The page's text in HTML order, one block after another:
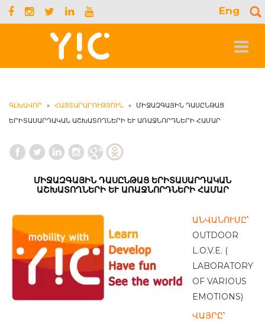
Eng
Toggle
ԳԼԽԱՎՈՐ » ՀԱՅՏԱՐԱՐՈՒԹՅՈՒՆ »
ՄԻՋԱԶԳԱՅԻՆ ԴԱՍԸՆԹԱՑ
ԵՐԻՏԱՍԱՐԴԱԿԱՆ ԱՇԽԱՏՈՂՆԵՐԻ ԵՒ ԱՌԱՋՆՈՐԴՆԵՐԻ ՀԱՄԱՐ
ՄԻՋԱԶԳԱՅԻՆ ԴԱՍԸՆԹԱՑ ԵՐԻՏԱՍԱՐԴԱԿԱՆ
ԱՇԽԱՏՈՂՆԵՐԻ ԵՒ ԱՌԱՋՆՈՐԴՆԵՐԻ ՀԱՄԱՐ
ԱՆՎԱՆՈՒՄԸ՝
OUTDOOR
L.O.V.E. (
LABORATORY
OF VARIOUS
EMOTIONS)
ՎԱՅՐԸ՝